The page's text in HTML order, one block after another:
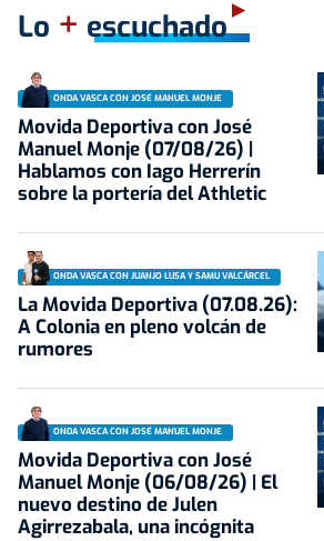
Lo + escuchado
ONDA VASCA CON JOSÉ MANUEL MONJE
Movida Deportiva con José
Manuel Monje (07/08/26) |
Hablamos con Iago Herrerín
sobre la portería del Athletic
ONDA VASCA CON JUANJO LUSA Y SAMU VALCÁRCEL
La Movida Deportiva (07.08.26):
A Colonia en pleno volcán de
rumores
ONDA VASCA CON JOSÉ MANUEL MONJE
Movida Deportiva con José
Manuel Monje (06/08/26) | El
nuevo destino de Julen
Agirrezabala, una incógnita